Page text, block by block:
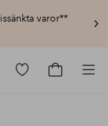
varor**
Gå
Gå